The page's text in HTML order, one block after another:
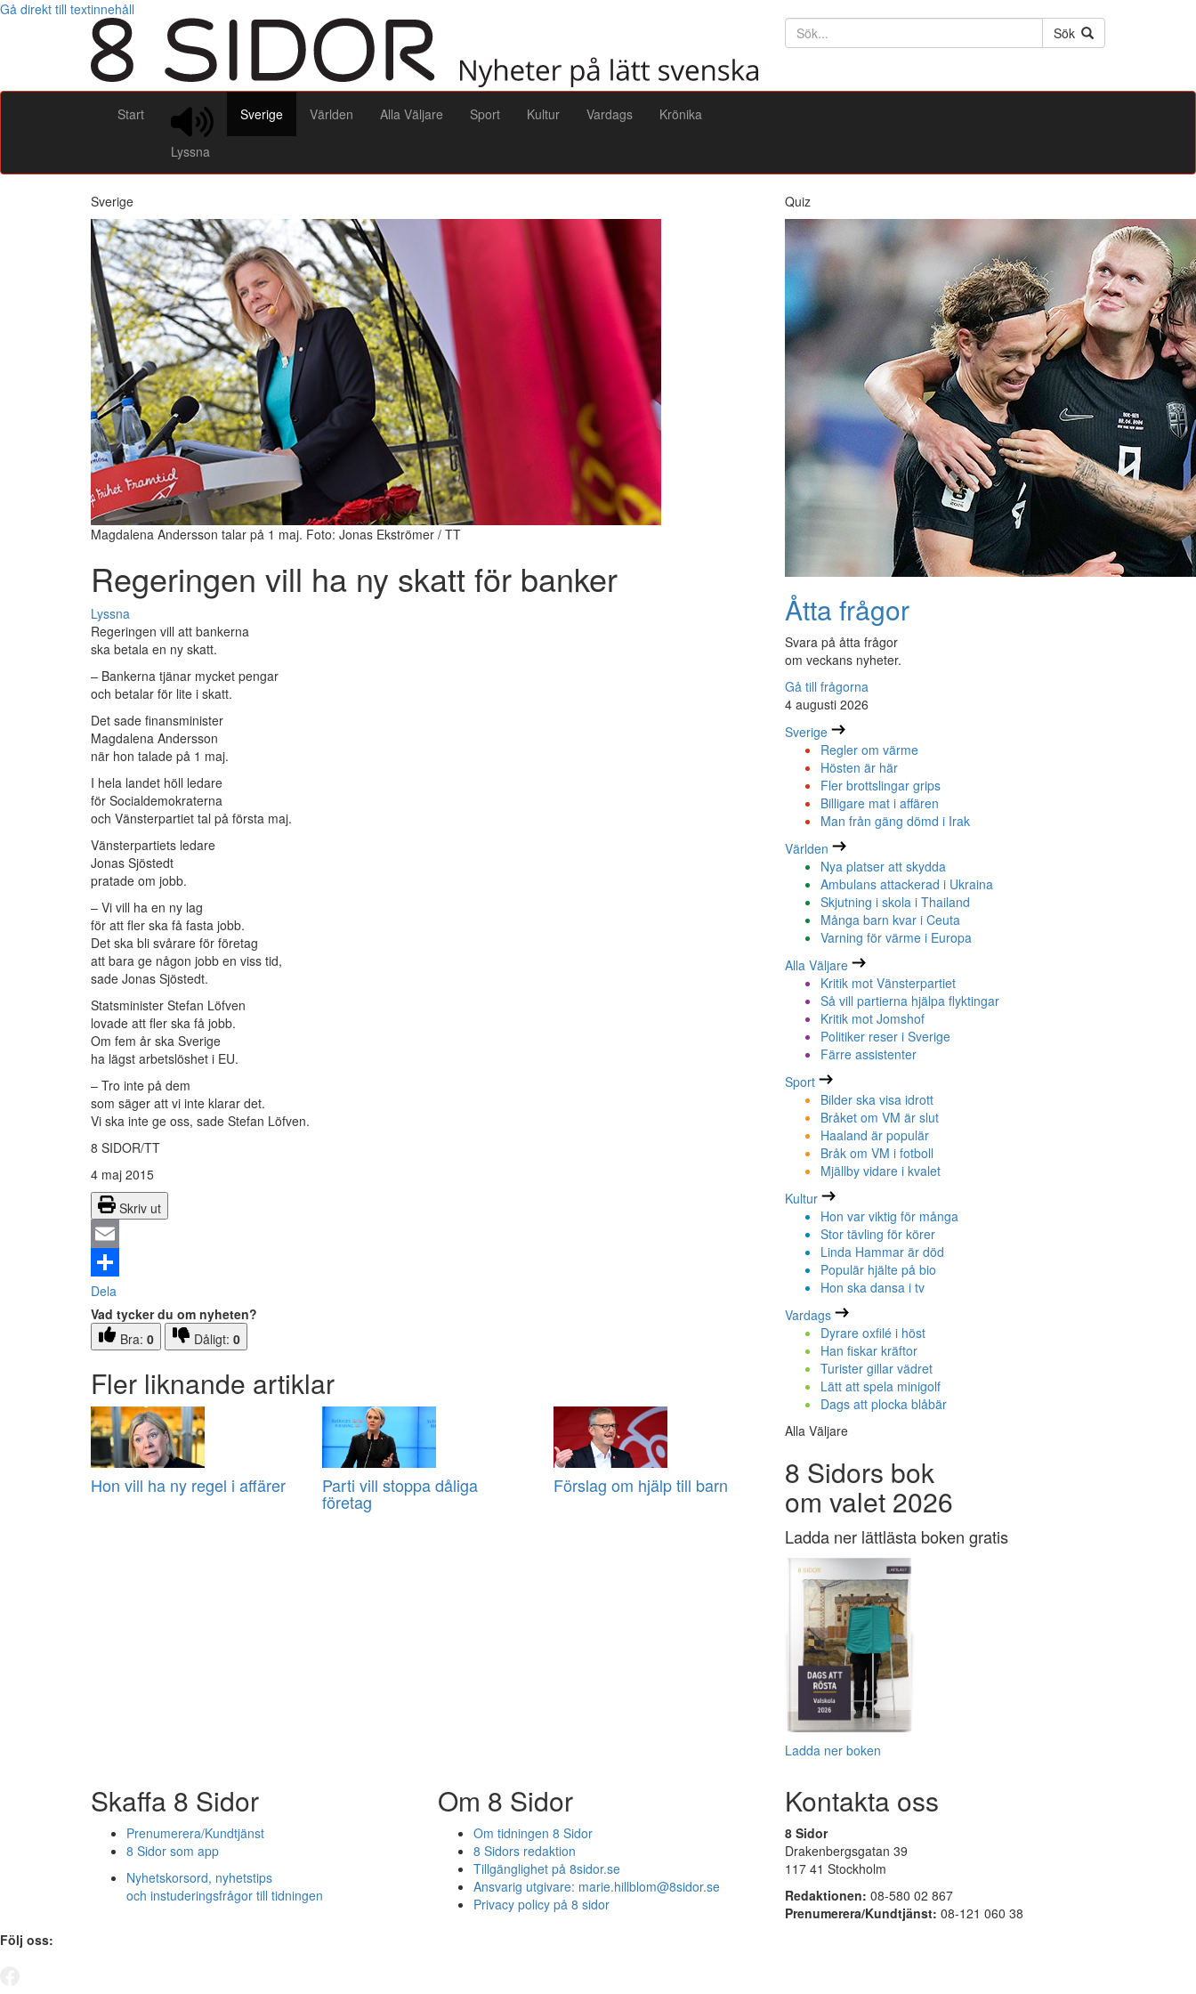
Gå direkt till textinnehåll
Söktext
Sök
Start
Lyssna
Sverige Världen Alla Väljare Sport Kultur Vardags Krönika
Sverige
Magdalena Andersson talar på 1 maj. Foto: Jonas Ekströmer / TT
Regeringen vill ha ny skatt för banker
Lyssna
Regeringen vill att bankerna
ska betala en ny skatt.
– Bankerna tjänar mycket pengar
och betalar för lite i skatt.
Det sade finansminister
Magdalena Andersson
när hon talade på 1 maj.
I hela landet höll ledare
för Socialdemokraterna
och Vänsterpartiet tal på första maj.
Vänsterpartiets ledare
Jonas Sjöstedt
pratade om jobb.
– Vi vill ha en ny lag
för att fler ska få fasta jobb.
Det ska bli svårare för företag
att bara ge någon jobb en viss tid,
sade Jonas Sjöstedt.
Statsminister Stefan Löfven
lovade att fler ska få jobb.
Om fem år ska Sverige
ha lägst arbetslöshet i EU.
– Tro inte på dem
som säger att vi inte klarar det.
Vi ska inte ge oss, sade Stefan Löfven.
8 SIDOR/TT
4 maj 2015
Skriv ut
Email
Dela
Vad tycker du om nyheten?
Bra: 0 Dåligt: 0
Fler liknande artiklar
Hon vill ha ny regel i affärer Parti vill stoppa dåliga
företag
Förslag om hjälp till barn
Quiz
Åtta frågor
Svara på åtta frågor
om veckans nyheter.
Gå till frågorna
4 augusti 2026
Sverige
Regler om värme
Hösten är här
Fler brottslingar grips
Billigare mat i affären
Man från gäng dömd i Irak
Världen
Nya platser att skydda
Ambulans attackerad i Ukraina
Skjutning i skola i Thailand
Många barn kvar i Ceuta
Varning för värme i Europa
Alla Väljare
Kritik mot Vänsterpartiet
Så vill partierna hjälpa flyktingar
Kritik mot Jomshof
Politiker reser i Sverige
Färre assistenter
Sport
Bilder ska visa idrott
Bråket om VM är slut
Haaland är populär
Bråk om VM i fotboll
Mjällby vidare i kvalet
Kultur
Hon var viktig för många
Stor tävling för körer
Linda Hammar är död
Populär hjälte på bio
Hon ska dansa i tv
Vardags
Dyrare oxfilé i höst
Han fiskar kräftor
Turister gillar vädret
Lätt att spela minigolf
Dags att plocka blåbär
Alla Väljare
8 Sidors bok
om valet 2026
Ladda ner lättlästa boken gratis
Ladda ner boken
Skaffa 8 Sidor
Prenumerera/Kundtjänst
8 Sidor som app
Nyhetskorsord, nyhetstips
och instuderingsfrågor till tidningen
Om 8 Sidor
Om tidningen 8 Sidor
8 Sidors redaktion
Tillgänglighet på 8sidor.se
Ansvarig utgivare: marie.hillblom@8sidor.se
Privacy policy på 8 sidor
Kontakta oss
8 Sidor
Drakenbergsgatan 39
117 41 Stockholm
Redaktionen: 08-580 02 867
Prenumerera/Kundtjänst: 08-121 060 38
Följ oss: